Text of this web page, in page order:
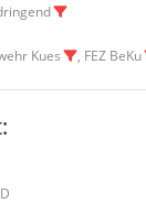
Kues , FEZ BeKu